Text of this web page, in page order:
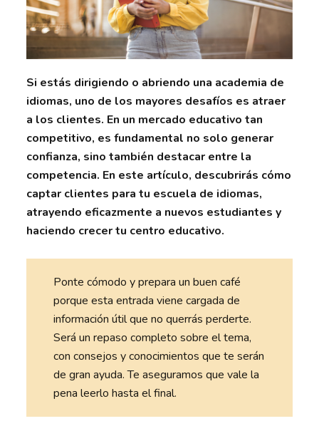
Si estás dirigiendo o abriendo una academia de
idiomas, uno de los mayores desafíos es atraer
a los clientes. En un mercado educativo tan
competitivo, es fundamental no solo generar
confianza, sino también destacar entre la
competencia. En este artículo, descubrirás cómo
captar clientes para tu escuela de idiomas,
atrayendo eficazmente a nuevos estudiantes y
haciendo crecer tu centro educativo.
Ponte cómodo y prepara un buen café
porque esta entrada viene cargada de
información útil que no querrás perderte.
Será un repaso completo sobre el tema,
con consejos y conocimientos que te serán
de gran ayuda. Te aseguramos que vale la
pena leerlo hasta el final.